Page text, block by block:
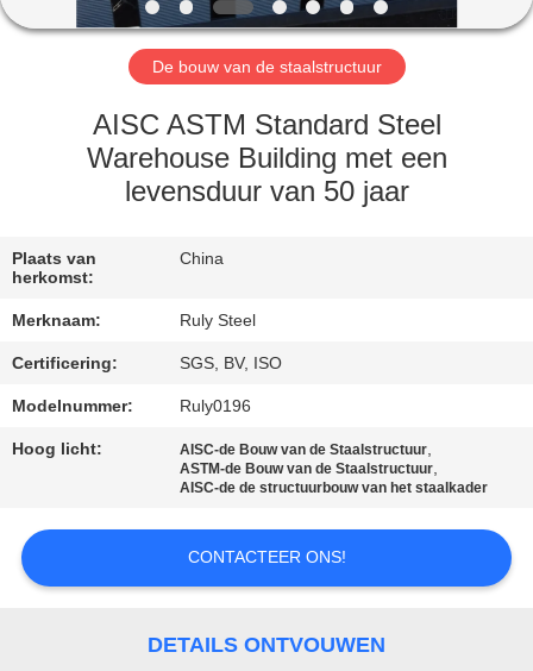
SHOW
ONGEVEER
CONTACTEER
ONS
FOUTENOPLOSSING
De bouw van de staalstructuur
AISC ASTM Standard Steel
Warehouse Building met een
levensduur van 50 jaar
Plaats van
herkomst:
China
Merknaam: Ruly Steel
Certificering: SGS, BV, ISO
Modelnummer: Ruly0196
Hoog licht: AISC-de Bouw van de Staalstructuur,
ASTM-de Bouw van de Staalstructuur,
AISC-de de structuurbouw van het staalkader
CONTACTEER ONS!
DETAILS ONTVOUWEN